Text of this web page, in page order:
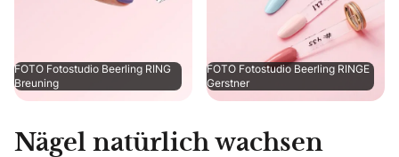
FOTO Fotostudio Beerling RING
Breuning
FOTO Fotostudio Beerling RINGE
Gerstner
Nägel natürlich wachsen